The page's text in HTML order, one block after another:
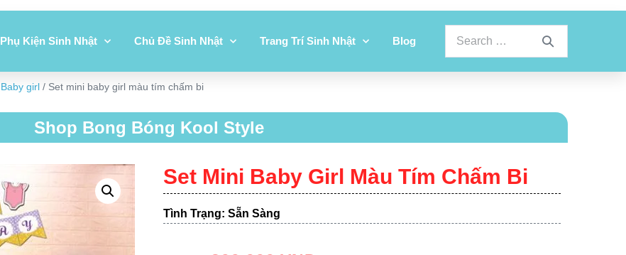
Phụ Kiện Sinh Nhật Chủ Đề Sinh Nhật Trang Trí Sinh Nhật Blog
Baby girl / Set mini baby girl màu tím chấm bi
Shop Bong Bóng Kool Style
Set Mini Baby Girl Màu Tím Chấm Bi
Tình Trạng: Sẵn Sàng